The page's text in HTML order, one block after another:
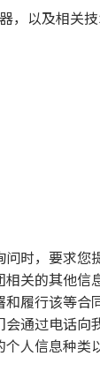
以及相
时，要求
关的其他
履行该等
通过电话
人信息种